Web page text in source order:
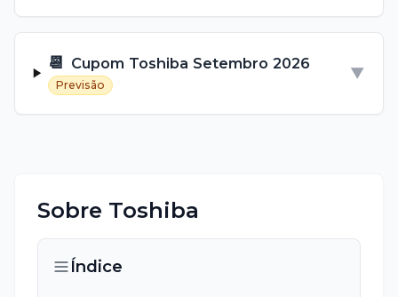
📆 Cupom Toshiba Setembro 2026
Previsão
▼
Sobre Toshiba
Índice